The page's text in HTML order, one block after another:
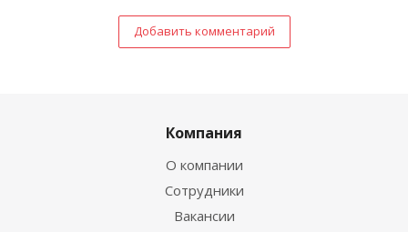
Добавить комментарий
Компания
О компании
Сотрудники
Вакансии